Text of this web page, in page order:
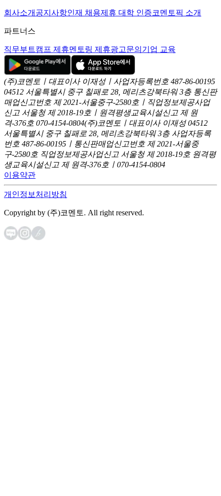
회사소개 공지사항인재 채용제휴 대학 인증코멘토픽 소개
파트너스
직무부트캠프 제휴멘토링 제휴광고문의 기업 교육
(주)코멘토ㅣ대표이사 이재성ㅣ사업자등록번호 487-86-00195
04512 서울특별시 중구 칠패로 28, 메리츠강북타워 3층 통신판
매업신고번호 제 2021-서울중구-2580호ㅣ직업정보제공사업
신고 서울청 제 2018-19호ㅣ원격평생교육시설신고 제 원
격-376호 070-4154-0804(주)코멘토ㅣ대표이사 이재성 04512
서울특별시 중구 칠패로 28, 메리츠강북타워 3층 사업자등록
번호 487-86-00195ㅣ통신판매업신고번호 제 2021-서울중
구-2580호 직업정보제공사업신고 서울청 제 2018-19호 원격평
생교육시설신고 제 원격-376호ㅣ070-4154-0804
이용약관
개인정보처리방침
Copyright by (주)코멘토. All right reserved.